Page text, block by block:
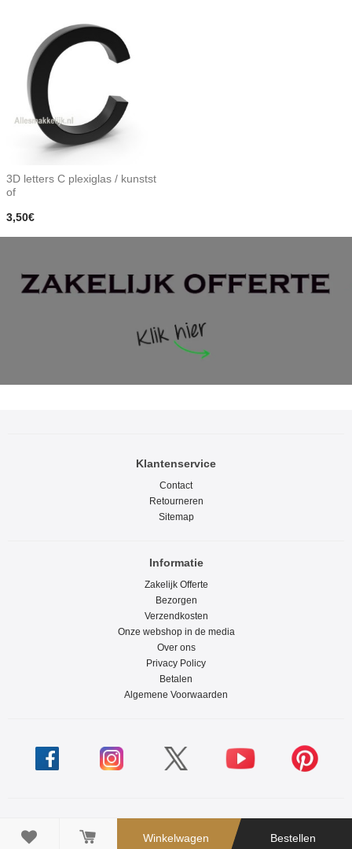
 Winkelwagen Bestellen
3D letters C plexiglas / kunstst
of
3,50€
Klantenservice
Contact
Retourneren
Sitemap
Informatie
Zakelijk Offerte
Bezorgen
Verzendkosten
Onze webshop in de media
Over ons
Privacy Policy
Betalen
Algemene Voorwaarden